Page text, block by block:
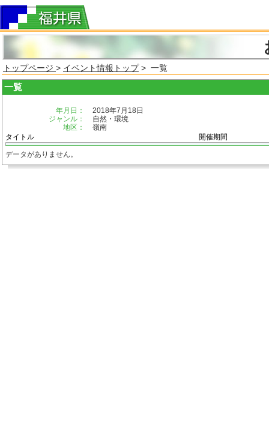
トップページ > イベント情報トップ> 一覧
一覧
年月日：
2018年7月18日
ジャンル：
自然・環境
地区：
嶺南
タイトル
開催期間
データがありません。